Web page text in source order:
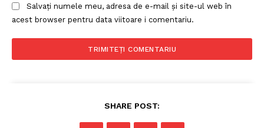
Salvați numele meu, adresa de e-mail și site-ul web în
acest browser pentru data viitoare i comentariu.
SHARE POST: